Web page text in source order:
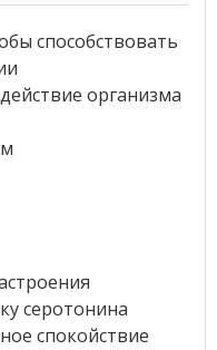
способствовать
организма
серотонина
спокойствие